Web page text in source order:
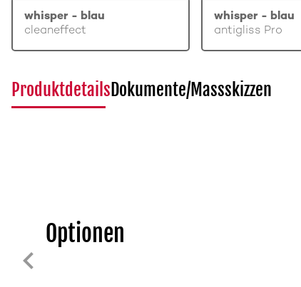
whisper - blau
cleaneffect
whisper - blau
antigliss Pro
ProduktdetailsDokumente/Massskizzen
Optionen